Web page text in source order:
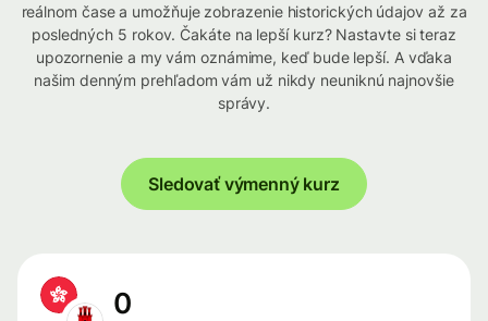
reálnom čase a umožňuje zobrazenie historických údajov až za
posledných 5 rokov. Čakáte na lepší kurz? Nastavte si teraz
upozornenie a my vám oznámime, keď bude lepší. A vďaka
našim denným prehľadom vám už nikdy neuniknú najnovšie
správy.
Sledovať výmenný kurz
0